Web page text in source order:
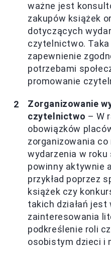
ważne jest
zakupów książek
dotyczących
czytelnictwo. Taka
zapewnienie
potrzebami
promowanie
Zorganizowanie
czytelnictwo – W
obowiązków
zorganizowania
wydarzenia w roku
powinny aktywnie
przykład poprzez
książek czy
takich działań jest
zainteresowania
podkreślenie roli
osobistym dzieci i